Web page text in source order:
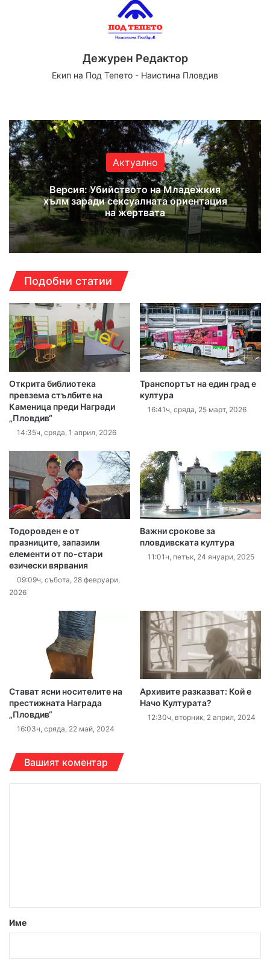
Дежурен Редактор
Екип на Под Тепето - Наистина Пловдив
te bo
ok
ub
e
ra
m
Актуално
Версия: Убийството на Младежкия
хълм заради сексуалната ориентация
на жертвата
Подобни статии
Открита библиотека
превзема стълбите на
Каменица преди Награди
„Пловдив“
14:35ч, сряда, 1 април, 2026
Транспортът на един град е
култура
16:41ч, сряда, 25 март, 2026
Тодоровден е от
празниците, запазили
елементи от по-стари
езически вярвания
09:09ч, събота, 28 февруари,
2026
Важни срокове за
пловдивската култура
11:01ч, петък, 24 януари, 2025
Стават ясни носителите на
престижната Награда
„Пловдив“
16:03ч, сряда, 22 май, 2024
Архивите разказват: Кой е
Начо Културата?
12:30ч, вторник, 2 април, 2024
Вашият коментар
р
Име